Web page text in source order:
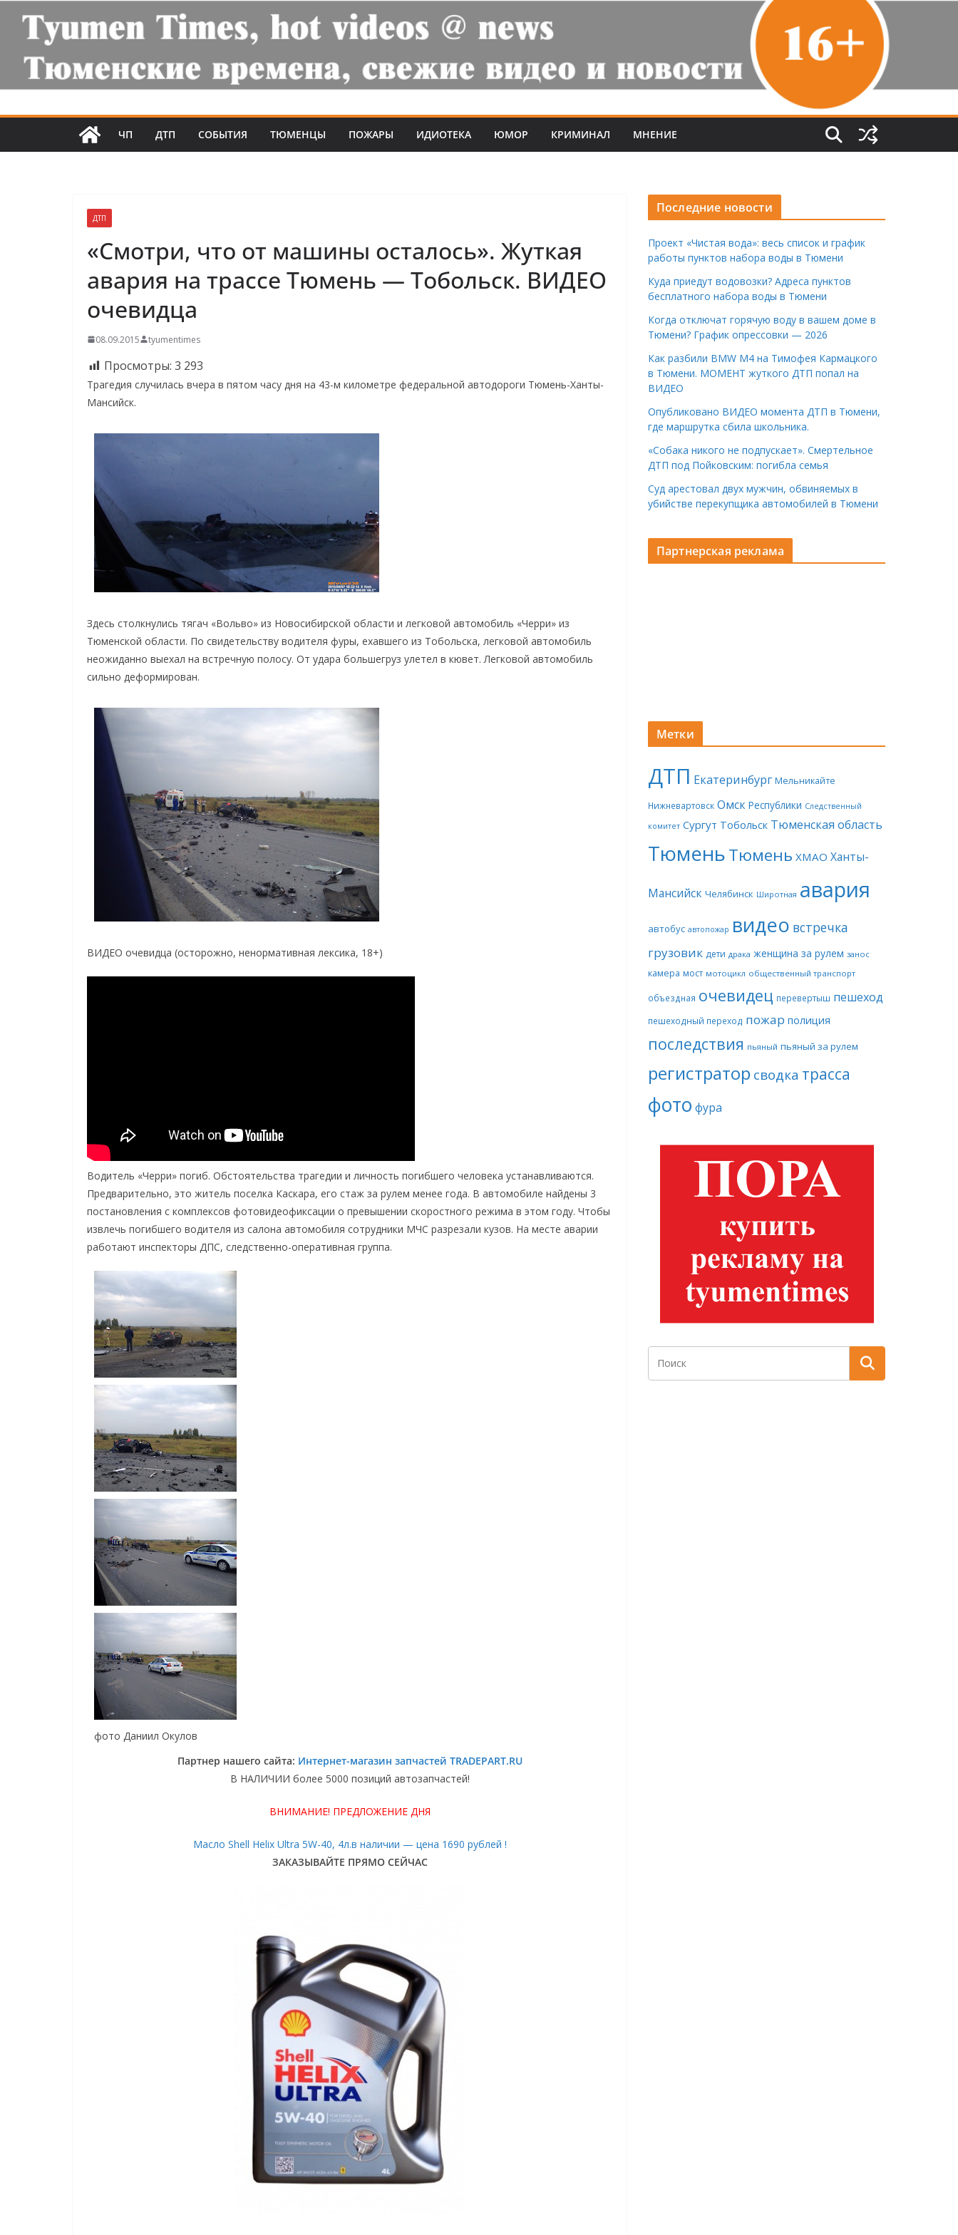
ЧП ДТП СОБЫТИЯ ТЮМЕНЦЫ ПОЖАРЫ ИДИОТЕКА ЮМОР КРИМИНАЛ МНЕНИЕ
ДТП
«Смотри, что от машины осталось». Жуткая
авария на трассе Тюмень — Тобольск. ВИДЕО
очевидца
08.09.2015 tyumentimes
Просмотры: 3 293
Трагедия случилась вчера в пятом часу дня на 43-м километре федеральной автодороги Тюмень-Ханты-
Мансийск.
Здесь столкнулись тягач «Вольво» из Новосибирской области и легковой автомобиль «Черри» из
Тюменской области. По свидетельству водителя фуры, ехавшего из Тобольска, легковой автомобиль
неожиданно выехал на встречную полосу. От удара большегруз улетел в кювет. Легковой автомобиль
сильно деформирован.
ВИДЕО очевидца (осторожно, ненормативная лексика, 18+)
Водитель «Черри» погиб. Обстоятельства трагедии и личность погибшего человека устанавливаются.
Предварительно, это житель поселка Каскара, его стаж за рулем менее года. В автомобиле найдены 3
постановления с комплексов фотовидеофиксации о превышении скоростного режима в этом году. Чтобы
извлечь погибшего водителя из салона автомобиля сотрудники МЧС разрезали кузов. На месте аварии
работают инспекторы ДПС, следственно-оперативная группа.
фото Даниил Окулов
Партнер нашего сайта: Интернет-магазин запчастей TRADEPART.RU
В НАЛИЧИИ более 5000 позиций автозапчастей!
ВНИМАНИЕ! ПРЕДЛОЖЕНИЕ ДНЯ
Масло Shell Helix Ultra 5W-40, 4л.в наличии — цена 1690 рублей !
ЗАКАЗЫВАЙТЕ ПРЯМО СЕЙЧАС
Последние новости
Проект «Чистая вода»: весь список и график
работы пунктов набора воды в Тюмени
Куда приедут водовозки? Адреса пунктов
бесплатного набора воды в Тюмени
Когда отключат горячую воду в вашем доме в
Тюмени? График опрессовки — 2026
Как разбили BMW M4 на Тимофея Кармацкого
в Тюмени. МОМЕНТ жуткого ДТП попал на
ВИДЕО
Опубликовано ВИДЕО момента ДТП в Тюмени,
где маршрутка сбила школьника.
«Собака никого не подпускает». Смертельное
ДТП под Пойковским: погибла семья
Суд арестовал двух мужчин, обвиняемых в
убийстве перекупщика автомобилей в Тюмени
Партнерская реклама
Метки
ДТП Екатеринбург Мельникайте
Нижневартовск Омск Республики Следственный
комитет Сургут Тобольск Тюменская область
ТюменьТюмень ХМАО Ханты-
Мансийск Челябинск Широтная авария
автобус автопожар видео встречка
грузовик дети драка женщина за рулем занос
камера мост мотоцикл общественный транспорт
объездная очевидец перевертыш пешеход
пешеходный переход пожар полиция
последствия пьяный пьяный за рулем
регистратор сводка трасса
фото фура